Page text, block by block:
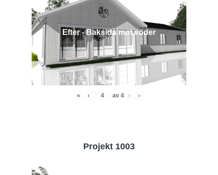
Efter - Baksida mot söder
« ‹ av 4 › »
Projekt 1003